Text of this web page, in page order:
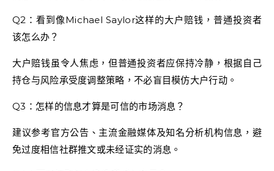
Q2：看到像Michael Saylor这样的大户赔钱，普通投资者
该怎么办？
大户赔钱虽令人焦虑，但普通投资者应保持冷静，根据自己
持仓与风险承受度调整策略，不必盲目模仿大户行动。
Q3：怎样的信息才算是可信的市场消息？
建议参考官方公告、主流金融媒体及知名分析机构信息，避
免过度相信社群推文或未经证实的消息。